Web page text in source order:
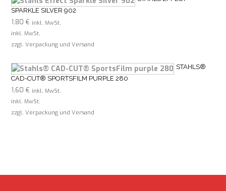
SPARKLE SILVER 902
1,80 € inkl. MwSt.
inkl. MwSt.
zzgl. Verpackung und Versand
STAHLS®
CAD-CUT® SPORTSFILM PURPLE 280
1,60 € inkl. MwSt.
inkl. MwSt.
zzgl. Verpackung und Versand